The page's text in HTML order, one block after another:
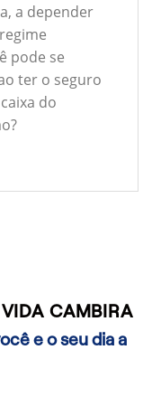
a depender
pode se
ter o seguro
do
CAMBIRA
e o seu dia a